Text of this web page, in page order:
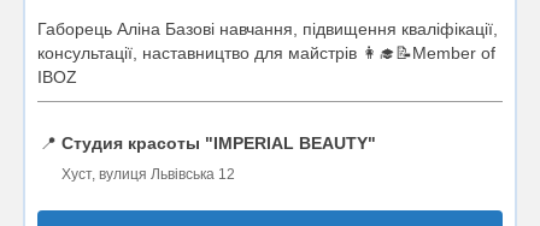
Габорець Аліна Базові навчання, підвищення кваліфікації,
консультації, наставництво для майстрів 👩‍🎓📝Member of
IBOZ
📍 Студия красоты "IMPERIAL BEAUTY"
Хуст, вулиця Львівська 12